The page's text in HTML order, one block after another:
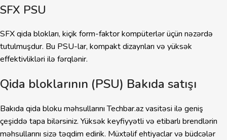
SFX PSU
SFX qida blokları, kiçik form-faktor kompüterlər üçün nəzərdə
tutulmuşdur. Bu PSU-lar, kompakt dizaynları və yüksək
effektivlikləri ilə fərqlənir.
Qida bloklarının (PSU) Bakıda satışı
Bakıda qida bloku məhsullarını Techbar.az vasitəsi ilə geniş
çeşiddə tapa bilərsiniz. Yüksək keyfiyyətli və etibarlı brendlərin
məhsullarını sizə təqdim edirik. Müxtəlif ehtiyaclar və büdcələr